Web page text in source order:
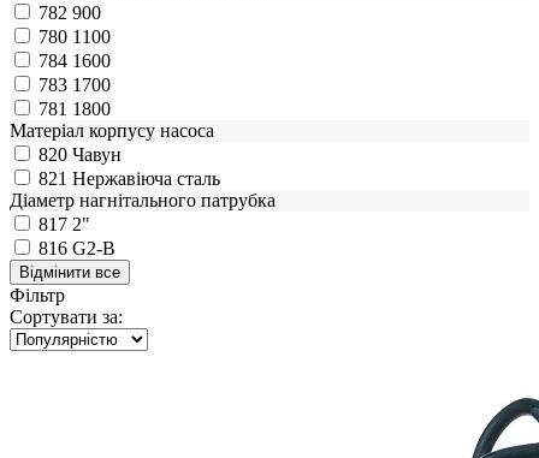
782 900
780 1100
784 1600
783 1700
781 1800
Матеріал корпусу насоса
820 Чавун
821 Нержавіюча сталь
Діаметр нагнітального патрубка
817 2"
816 G2-B
Фільтр
Сортувати за: